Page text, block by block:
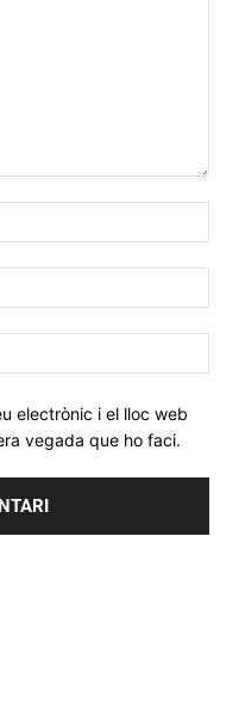
web:
electrònic i el lloc web
vegada que ho faci.